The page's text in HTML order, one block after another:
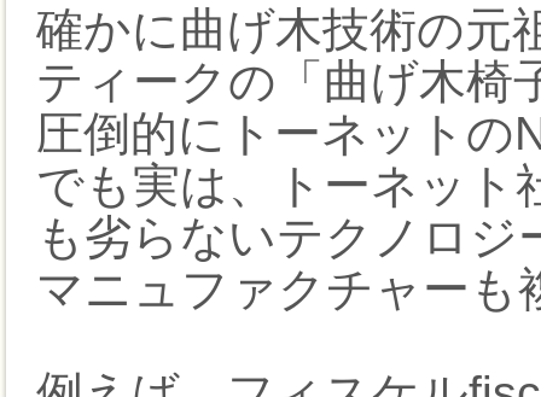
確かに曲げ木技術の元
ティークの「曲げ木椅
圧倒的にトーネットの
でも実は、トーネット
も劣らないテクノロジ
マニュファクチャーも